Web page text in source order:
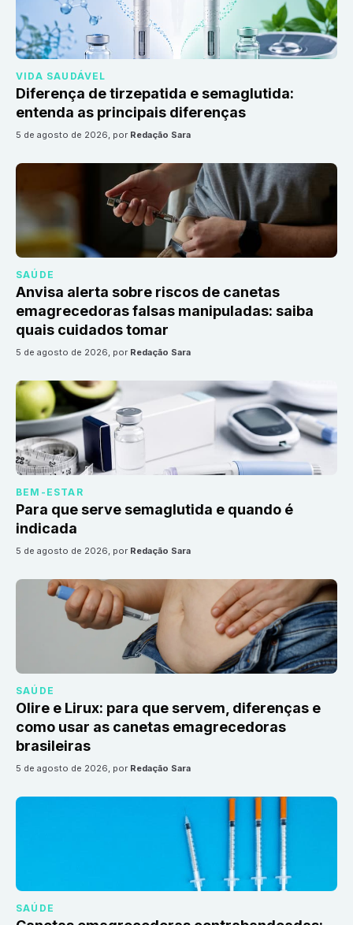
VIDA SAUDÁVEL
Diferença de tirzepatida e semaglutida:
entenda as principais diferenças
5 de agosto de 2026, por Redação Sara
SAÚDE
Anvisa alerta sobre riscos de canetas
emagrecedoras falsas manipuladas: saiba
quais cuidados tomar
5 de agosto de 2026, por Redação Sara
BEM-ESTAR
Para que serve semaglutida e quando é
indicada
5 de agosto de 2026, por Redação Sara
SAÚDE
Olire e Lirux: para que servem, diferenças e
como usar as canetas emagrecedoras
brasileiras
5 de agosto de 2026, por Redação Sara
SAÚDE